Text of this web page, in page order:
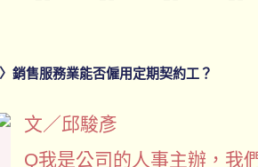
銷售服務業能否僱用定期契約工？
文／邱駿彥
Q我是公司的人事主辦，我